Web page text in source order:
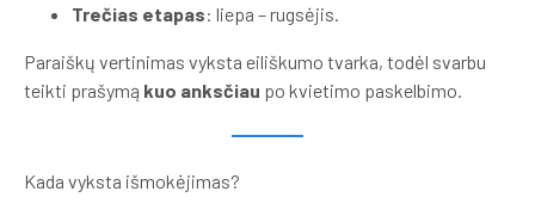
Trečias etapas: liepa – rugsėjis.
Paraiškų vertinimas vyksta eiliškumo tvarka, todėl svarbu
teikti prašymą kuo anksčiau po kvietimo paskelbimo.
Kada vyksta išmokėjimas?